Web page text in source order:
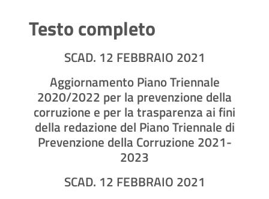
Testo completo
SCAD. 12 FEBBRAIO 2021
Aggiornamento Piano Triennale
2020/2022 per la prevenzione della
corruzione e per la trasparenza ai fini
della redazione del Piano Triennale di
Prevenzione della Corruzione 2021-
2023
SCAD. 12 FEBBRAIO 2021